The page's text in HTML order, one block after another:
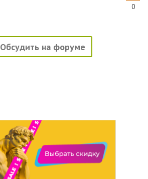
0
Обсудить на форуме